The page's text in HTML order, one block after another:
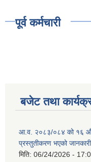
पूर्व कर्मचारी
बजेट तथा
आ.व. २०८३/०८४ को १६ औँ
प्रस्तुतीकरण भएको
मिति: 06/24/2026 -